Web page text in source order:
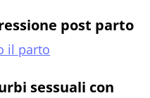
post parto
il parto
sessuali con